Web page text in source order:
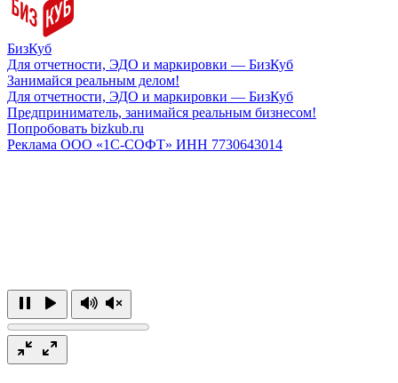
БизКуб
Для отчетности, ЭДО и маркировки — БизКуб
Занимайся реальным делом!
Для отчетности, ЭДО и маркировки — БизКуб
Предприниматель, занимайся реальным бизнесом!
Попробовать bizkub.ru
Реклама ООО «1С-СОФТ» ИНН 7730643014